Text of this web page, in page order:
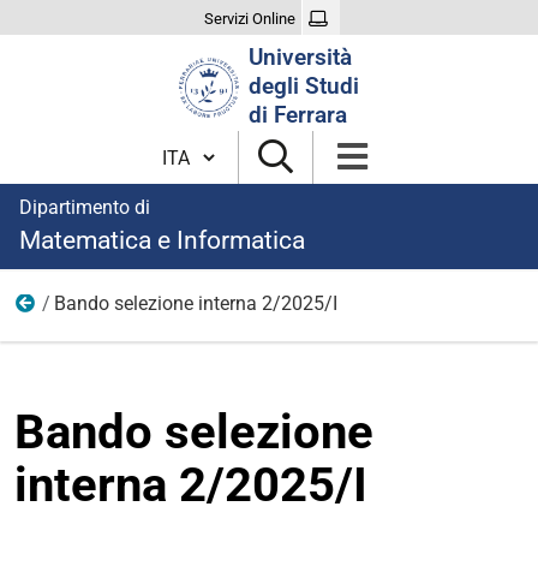
Servizi Online
Università
degli Studi
di Ferrara
Cambia lingua
Dipartimento di
Matematica e Informatica
2025
Bando selezione interna 2/2025/I
Bando selezione
interna 2/2025/I